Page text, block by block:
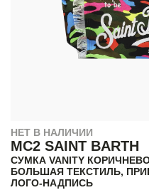
НЕТ В НАЛИЧИИ
MC2 SAINT BARTH
СУМКА VANITY
БОЛЬШАЯ ТЕКСТИЛЬ,
ЛОГО-НАДПИСЬ